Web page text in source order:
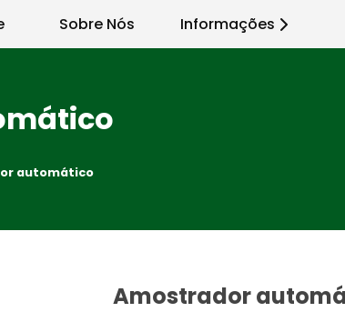
Sobre Nós Informações
automático
Amostrador